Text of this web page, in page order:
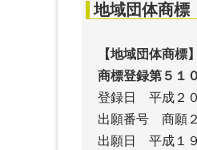
地域団体商標
【地域団体商標】
商標登録第５１
登録日 平成２
出願番号 商願
出願日 平成１